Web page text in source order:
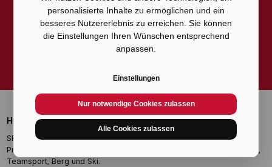
personalisierte Inhalte zu ermöglichen und ein
besseres Nutzererlebnis zu erreichen. Sie können
die Einstellungen Ihren Wünschen entsprechend
anpassen.
Einstellungen
Nur notwendige Cookies zulassen
Alle Cookies zulassen
Zum Newsletter anmelden
HOME OF EXPERTS
SPORT 2000 Händler bieten professionelle Beratung und Top-
Produkte für anspruchsvolle Sportler in den Bereichen Running, Bike,
Teamsport, Berg und Ski.